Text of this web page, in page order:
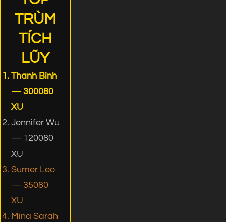
TRÙM
TÍCH
LŨY
Thanh Bình
— 300080
XU
Jennifer Wu
— 120080
XU
Sumer Leo
— 35080
XU
Mina Sarah